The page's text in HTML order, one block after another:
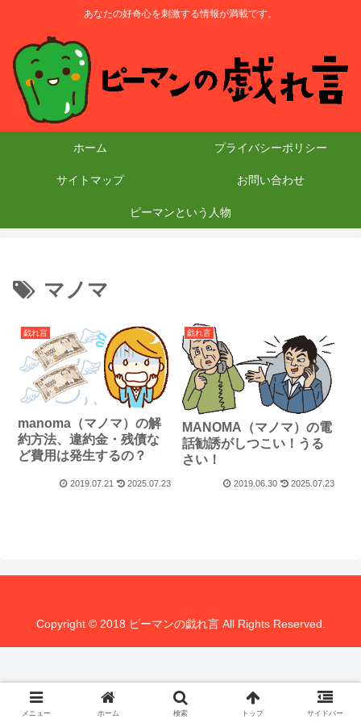
あなたの好奇心を刺激する情報が満載です。
ホーム プライバシーポリシー
サイトマップ お問い合わせ
ピーマンという人物
マノマ
戯れ言
manoma（マノマ）の解
約方法、違約金・残債な
ど費用は発生するの？
2019.07.21 2025.07.23
戯れ言
MANOMA（マノマ）の電
話勧誘がしつこい！うる
さい！
2019.06.30 2025.07.23
Copyright © 2018 ピーマンの戯れ言 All Rights Reserved.
メニュー ホーム 検索 トップ サイドバー